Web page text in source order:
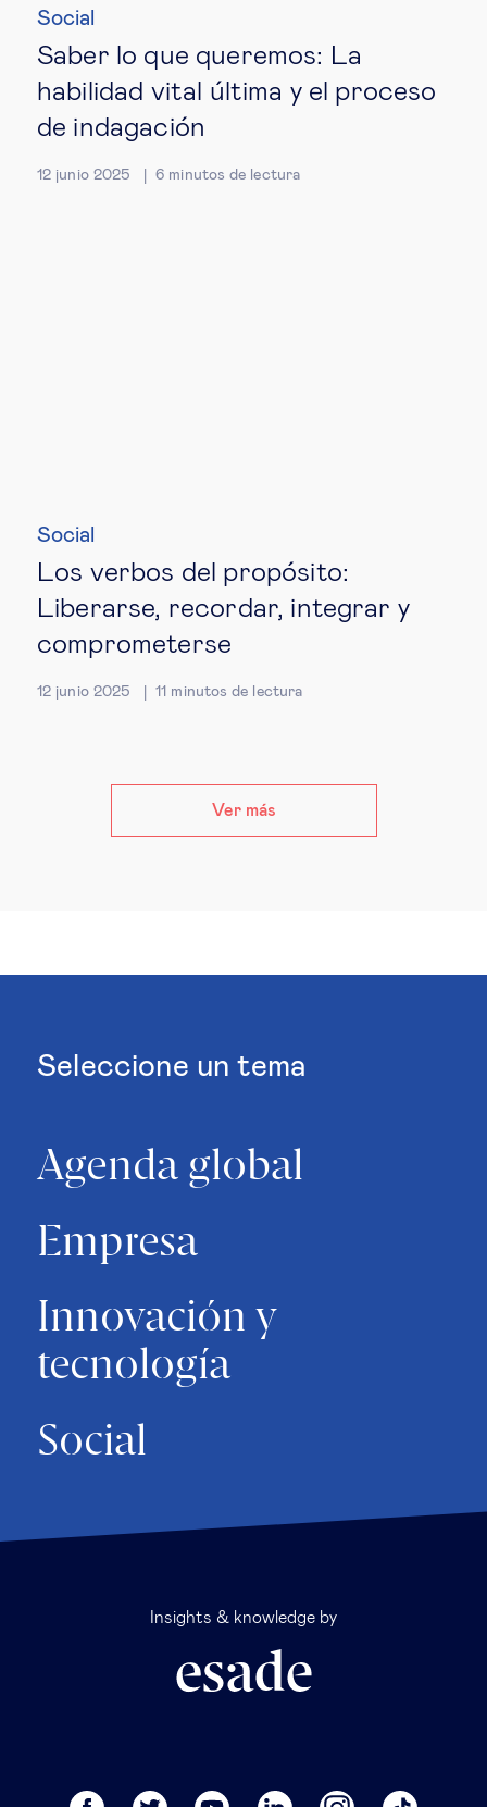
Social
Saber lo que queremos: La
habilidad vital última y el proceso
de indagación
12 junio 2025 6 minutos de lectura
Social
Los verbos del propósito:
Liberarse, recordar, integrar y
comprometerse
12 junio 2025 11 minutos de lectura
Ver más
Seleccione un tema
Agenda global
Empresa
Innovación y
tecnología
Social
Insights & knowledge by